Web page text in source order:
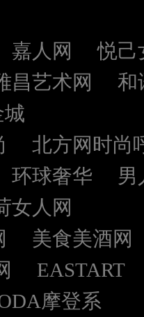
嘉人网
悦己
昌艺术网
和
北方网时尚
环球奢华 男
女人网
美食美酒网
EASTART
摩登系